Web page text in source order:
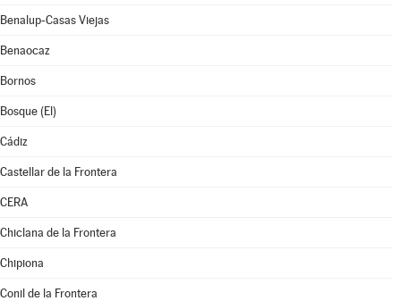
Benalup-Casas Viejas
Benaocaz
Bornos
Bosque (El)
Cádiz
Castellar de la Frontera
CERA
Chiclana de la Frontera
Chipiona
Conil de la Frontera